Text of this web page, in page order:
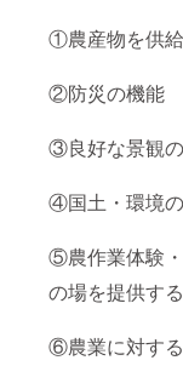
①農産物を供
②防災の機能
③良好な景観
④国土・環境
⑤農作業体験
の場を提供す
⑥農業に対す